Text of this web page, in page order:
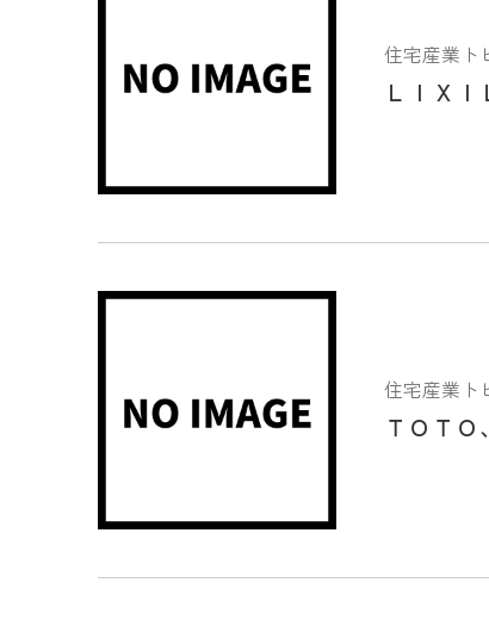
住宅産業ト
ＬＩＸ
住宅産業ト
ＴＯＴ